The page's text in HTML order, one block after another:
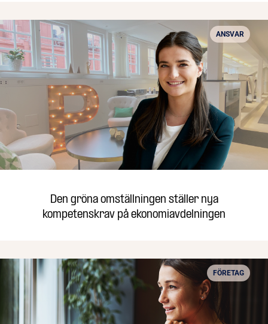
ANSVAR
Den gröna omställningen ställer nya
kompetenskrav på ekonomiavdelningen
FÖRETAG